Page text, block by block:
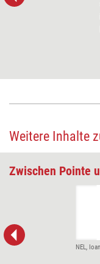
Weitere Inhalte
Zwischen Pointe
NEL,